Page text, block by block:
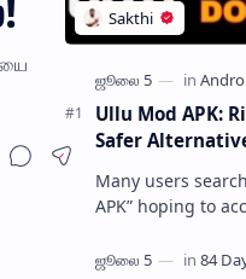
Ullu Mod APK:
Safer
Many users
APK” hoping to
modified